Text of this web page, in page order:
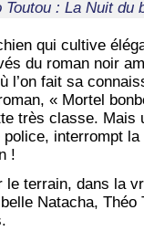
Toutou : La Nuit du
qui cultive
du roman noir
l’on fait sa
« Mortel
très classe. Mais
interrompt
!
le terrain, dans la
Natacha, Théo